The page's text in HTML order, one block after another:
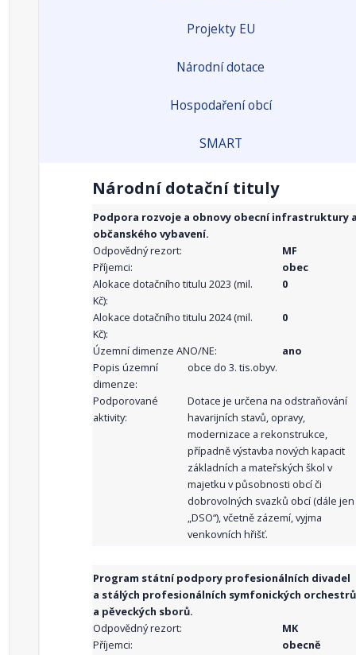
Projekty EU
Národní dotace
Hospodaření obcí
SMART
Národní dotační tituly
Podpora rozvoje a obnovy obecní infrastruktury
občanského vybavení.
Odpovědný rezort:
MF
Příjemci:
obec
Alokace dotačního titulu 2023 (mil.
Kč):
0
Alokace dotačního titulu 2024 (mil.
Kč):
0
Územní dimenze ANO/NE:
ano
Popis územní
dimenze:
obce do 3. tis.obyv.
Podporované
aktivity:
Dotace je určena na odstraňování
havarijních stavů, opravy,
modernizace a rekonstrukce,
případně výstavba nových kapacit
základních a mateřských škol v
majetku v působnosti obcí či
dobrovolných svazků obcí (dále jen
„DSO“), včetně zázemí, vyjma
venkovních hřišť.
Program státní podpory profesionálních divadel
a stálých profesionálních symfonických orchestrů
a pěveckých sborů.
Odpovědný rezort:
MK
Příjemci:
obecně